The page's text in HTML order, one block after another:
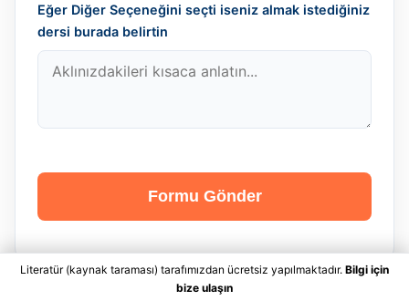
Eğer Diğer Seçeneğini seçti iseniz almak istediğiniz
dersi burada belirtin
Formu Gönder
Literatür (kaynak taraması) tarafımızdan ücretsiz yapılmaktadır. Bilgi için
bize ulaşın